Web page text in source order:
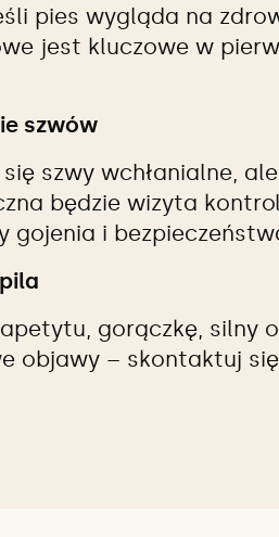
pies wygląda na
jest kluczowe w
szwów
szwy wchłanialne,
będzie wizyta
gojenia i
gorączkę, silny
objawy – skontaktuj